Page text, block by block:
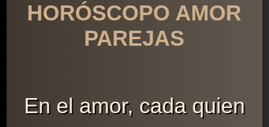
HORÓSCOPO AMOR
PAREJAS
En el amor, cada quien